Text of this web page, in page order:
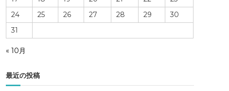
24
25 26 27 28 29
30
31
« 10月
最近の投稿